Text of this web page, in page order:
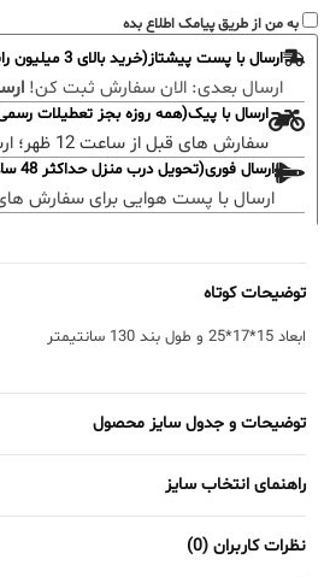
به من از طریق پیامک اطلاع بده
ارسال با پست پیشتاز(خرید بالای 3 میلیون رایگان)
ارسال بعدی: الان سفارش ثبت کن!
ارسال با پیک(همه روزه بجز تعطیلات
سفارش های قبل از ساعت 12 ظهر؛ ارسال همان روز خواهد بود.
ارسال فوری(تحویل درب منزل حداکثر 48 ساعته)
ارسال با پست هوایی برای سفارش
توضیحات کوتاه
ابعاد 15*17*25 و طول بند 130 سانتیمتر
توضیحات و جدول سایز محصول
راهنمای انتخاب سایز
نظرات کاربران (0)